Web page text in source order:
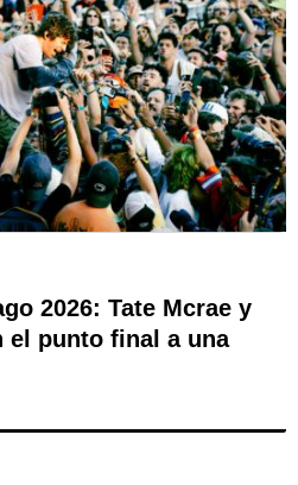
2026: Tate Mcrae y
el punto final a una